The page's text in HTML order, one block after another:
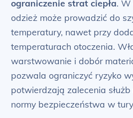
ograniczenie strat ciepła.
odzież może prowadzić do
temperatury, nawet przy
temperaturach otoczenia.
warstwowanie i dobór
pozwala ograniczyć ryzyko
potwierdzają zalecenia
normy bezpieczeństwa w